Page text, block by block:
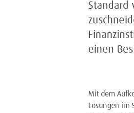
Standard
einen
Mit dem
Lösungen